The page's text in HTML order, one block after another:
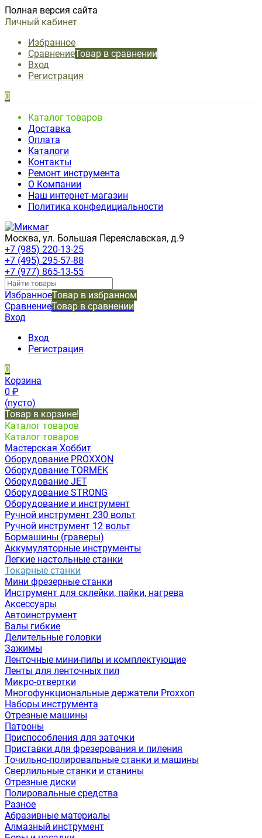
Полная версия сайта
Личный кабинет
Избранное
СравнениеТовар в сравнении
Вход
Регистрация
0
Каталог товаров
Доставка
Оплата
Каталоги
Контакты
Ремонт инструмента
О Компании
Наш интернет-магазин
Политика конфедициальности
Москва, ул. Большая Переяславская, д.9
+7 (985) 220-13-25
+7 (495) 295-57-88
+7 (977) 865-13-55
ИзбранноеТовар в избранном
СравнениеТовар в сравнении
Вход
Вход
Регистрация
0
Корзина
0 ₽
(пусто)
Товар в корзине!
Каталог товаров
Каталог товаров
Мастерская Хоббит
Оборудование PROXXON
Оборудование TORMEK
Оборудование JET
Оборудование STRONG
Оборудование и инструмент
Ручной инструмент 230 вольт
Ручной инструмент 12 вольт
Бормашины (граверы)
Аккумуляторные инструменты
Легкие настольные станки
Токарные станки
Мини фрезерные станки
Инструмент для склейки, пайки, нагрева
Аксессуары
Автоинструмент
Валы гибкие
Делительные головки
Зажимы
Ленточные мини-пилы и комплектующие
Ленты для ленточных пил
Микро-отвертки
Многофункциональные держатели Proxxon
Наборы инструмента
Отрезные машины
Патроны
Приспособления для заточки
Приставки для фрезерования и пиления
Точильно-полировальные станки и машины
Сверлильные станки и станины
Отрезные диски
Полировальные средства
Разное
Абразивные материалы
Алмазный инструмент